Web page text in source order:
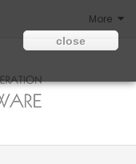
More
close